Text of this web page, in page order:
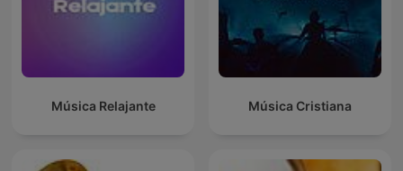
Música Relajante Música Cristiana